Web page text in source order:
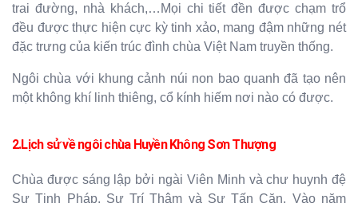
trai đường, nhà khách,…Mọi chi tiết đền được chạm trổ
đều được thực hiện cực kỳ tinh xảo, mang đậm những nét
đặc trưng của kiến trúc đình chùa Việt Nam truyền thống.
Ngôi chùa với khung cảnh núi non bao quanh đã tạo nên
một không khí linh thiêng, cổ kính hiếm nơi nào có được.
2.Lịch sử về ngôi chùa Huyền Không Sơn Thượng
Chùa được sáng lập bởi ngài Viên Minh và chư huynh đệ
Sư Tịnh Pháp, Sự Trí Thâm và Sư Tấn Căn. Vào năm